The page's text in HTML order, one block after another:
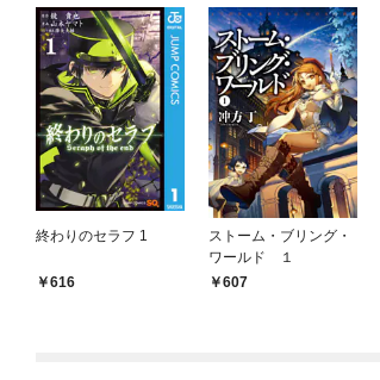
終わりのセラフ 1
616
ストーム・ブリング・
ワールド １
607